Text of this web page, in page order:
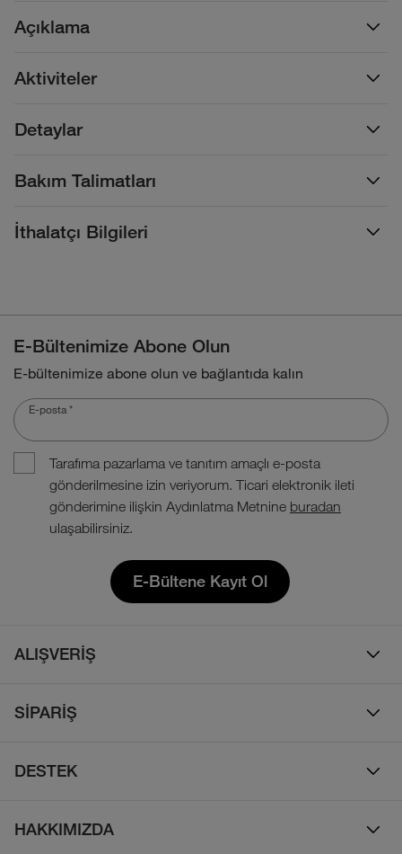
Açıklama
Detaylar
Aktiviteler
Bakım Talimatları
İthalatçı Bilgileri
E-Bültenimize Abone Olun
E-bültenimize abone olun ve bağlantıda kalın
E-posta *
Tarafıma pazarlama ve tanıtım amaçlı e-posta
gönderilmesine izin veriyorum. Ticari elektronik ileti
gönderimine ilişkin Aydınlatma Metnine buradan
ulaşabilirsiniz.
E-Bültene Kayıt Ol
ALIŞVERİŞ
Çocuk
Ayakkabı
SİPARİŞ
İade Politikası
DESTEK
HAKKIMIZDA